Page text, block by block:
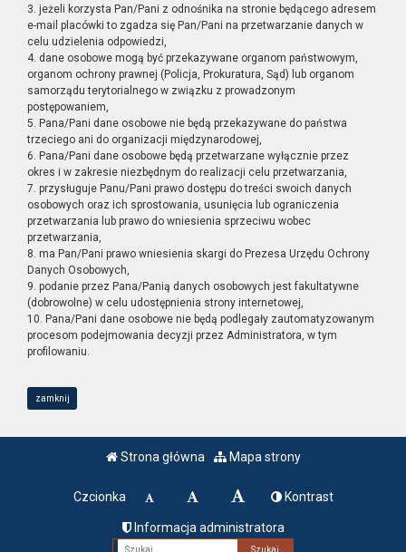
3. jeżeli korzysta Pan/Pani z odnośnika na stronie będącego adresem
e-mail placówki to zgadza się Pan/Pani na przetwarzanie danych w
celu udzielenia odpowiedzi,
4. dane osobowe mogą być przekazywane organom państwowym,
organom ochrony prawnej (Policja, Prokuratura, Sąd) lub organom
samorządu terytorialnego w związku z prowadzonym
postępowaniem,
5. Pana/Pani dane osobowe nie będą przekazywane do państwa
trzeciego ani do organizacji międzynarodowej,
6. Pana/Pani dane osobowe będą przetwarzane wyłącznie przez
okres i w zakresie niezbędnym do realizacji celu przetwarzania,
7. przysługuje Panu/Pani prawo dostępu do treści swoich danych
osobowych oraz ich sprostowania, usunięcia lub ograniczenia
przetwarzania lub prawo do wniesienia sprzeciwu wobec
przetwarzania,
8. ma Pan/Pani prawo wniesienia skargi do Prezesa Urzędu Ochrony
Danych Osobowych,
9. podanie przez Pana/Panią danych osobowych jest fakultatywne
(dobrowolne) w celu udostępnienia strony internetowej,
10. Pana/Pani dane osobowe nie będą podlegały zautomatyzowanym
procesom podejmowania decyzji przez Administratora, w tym
profilowaniu.
zamknij
Strona główna Mapa strony
Czcionka Kontrast
Informacja administratora